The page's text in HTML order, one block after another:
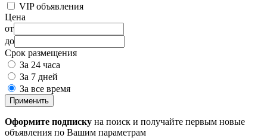
VIP объявления
Цена
от
до
Срок размещения
За 24 часа
За 7 дней
За все время
Применить
Оформите подписку на поиск и получайте первым новые
объявления по Вашим параметрам